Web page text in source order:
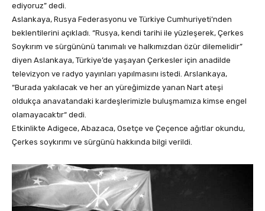
ediyoruz” dedi.
Aslankaya, Rusya Federasyonu ve Türkiye Cumhuriyeti’nden
beklentilerini açıkladı. “Rusya, kendi tarihi ile yüzleşerek, Çerkes
Soykırım ve sürgününü tanımalı ve halkımızdan özür dilemelidir”
diyen Aslankaya, Türkiye’de yaşayan Çerkesler için anadilde
televizyon ve radyo yayınları yapılmasını istedi. Arslankaya,
“Burada yakılacak ve her an yüreğimizde yanan Nart ateşi
oldukça anavatandaki kardeşlerimizle buluşmamıza kimse engel
olamayacaktır“ dedi.
Etkinlikte Adigece, Abazaca, Osetçe ve Çeçence ağıtlar okundu,
Çerkes soykırımı ve sürgünü hakkında bilgi verildi.